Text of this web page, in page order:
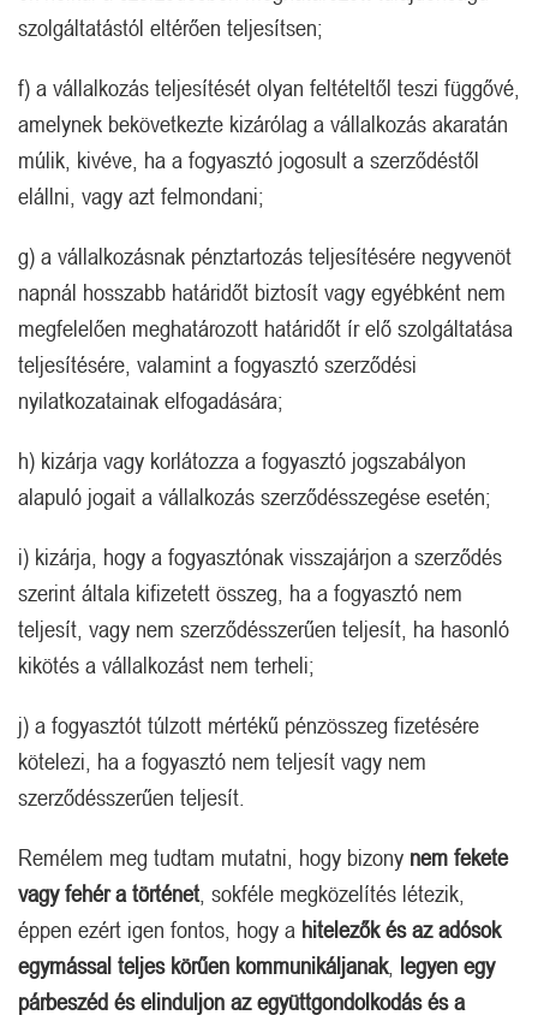
szolgáltatástól eltérően teljesítsen;
f) a vállalkozás teljesítését olyan feltételtől teszi függővé,
amelynek bekövetkezte kizárólag a vállalkozás akaratán
múlik, kivéve, ha a fogyasztó jogosult a szerződéstől
elállni, vagy azt felmondani;
g) a vállalkozásnak pénztartozás teljesítésére negyvenöt
napnál hosszabb határidőt biztosít vagy egyébként nem
megfelelően meghatározott határidőt ír elő szolgáltatása
teljesítésére, valamint a fogyasztó szerződési
nyilatkozatainak elfogadására;
h) kizárja vagy korlátozza a fogyasztó jogszabályon
alapuló jogait a vállalkozás szerződésszegése esetén;
i) kizárja, hogy a fogyasztónak visszajárjon a szerződés
szerint általa kifizetett összeg, ha a fogyasztó nem
teljesít, vagy nem szerződésszerűen teljesít, ha hasonló
kikötés a vállalkozást nem terheli;
j) a fogyasztót túlzott mértékű pénzösszeg fizetésére
kötelezi, ha a fogyasztó nem teljesít vagy nem
szerződésszerűen teljesít.
Remélem meg tudtam mutatni, hogy bizony nem fekete
vagy fehér a történet , sokféle megközelítés létezik,
éppen ezért igen fontos, hogy a hitelezők és az adósok
egymással teljes körűen kommunikáljanak, legyen egy
párbeszéd és elinduljon az együttgondolkodás és a